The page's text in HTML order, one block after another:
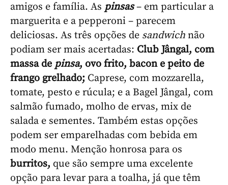
amigos e família. As pinsas – em particular a
marguerita e a pepperoni – parecem
deliciosas. As três opções de sandwich não
podiam ser mais acertadas: Club Jângal, com
massa de pinsa, ovo frito, bacon e peito de
frango grelhado; Caprese, com mozzarella,
tomate, pesto e rúcula; e a Bagel Jângal, com
salmão fumado, molho de ervas, mix de
salada e sementes. Também estas opções
podem ser emparelhadas com bebida em
modo menu. Menção honrosa para os
burritos, que são sempre uma excelente
opção para levar para a toalha, já que têm